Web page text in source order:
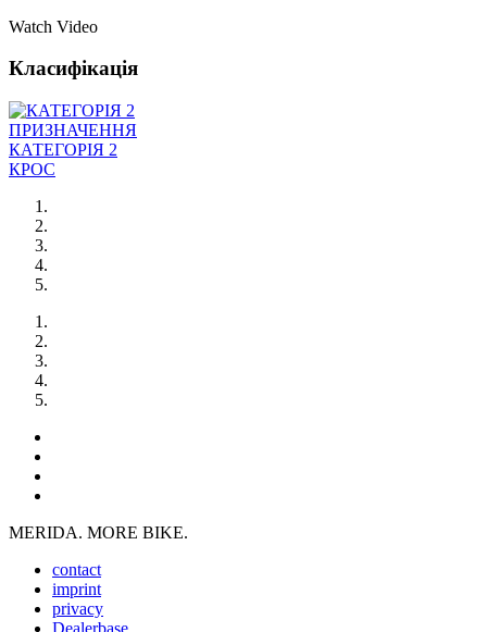
Watch Video
Класифікація
ПРИЗНАЧЕННЯ
КАТЕГОРІЯ 2
КРОС
MERIDA. MORE BIKE.
contact
imprint
privacy
Dealerbase